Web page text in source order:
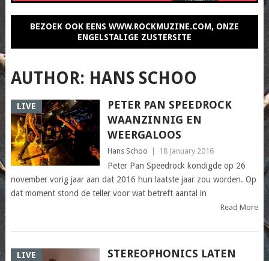
BEZOEK OOK EENS WWW.ROCKMUZINE.COM, ONZE
ENGELSTALIGE ZUSTERSITE
AUTHOR: HANS SCHOO
LIVE
PETER PAN SPEEDROCK
WAANZINNIG EN
WEERGALOOS
Hans Schoo 18 January 2016
Peter Pan Speedrock kondigde op 26
november vorig jaar aan dat 2016 hun laatste jaar zou worden. Op
dat moment stond de teller voor wat betreft aantal in
Read More
LIVE
STEREOPHONICS LATEN